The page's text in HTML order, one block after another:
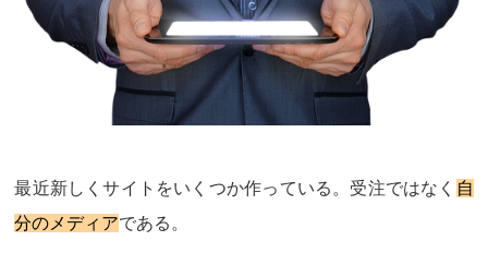
最近新しくサイトをいくつか作っている。受注ではなく 自
分のメディアである。